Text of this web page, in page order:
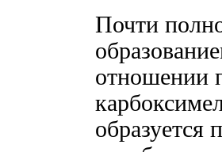
Почти
отношении
образуется